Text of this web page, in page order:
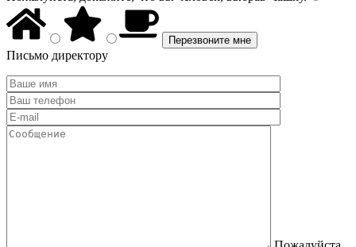
Письмо директору